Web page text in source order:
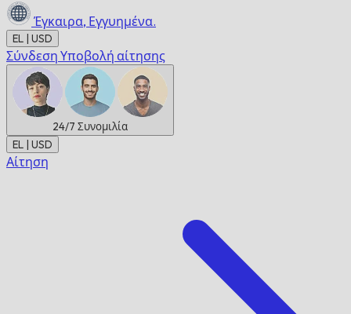
Έγκαιρα, Εγγυημένα.
EL | USD
Σύνδεση Υποβολή αίτησης
24/7 Συνομιλία
EL | USD
Αίτηση